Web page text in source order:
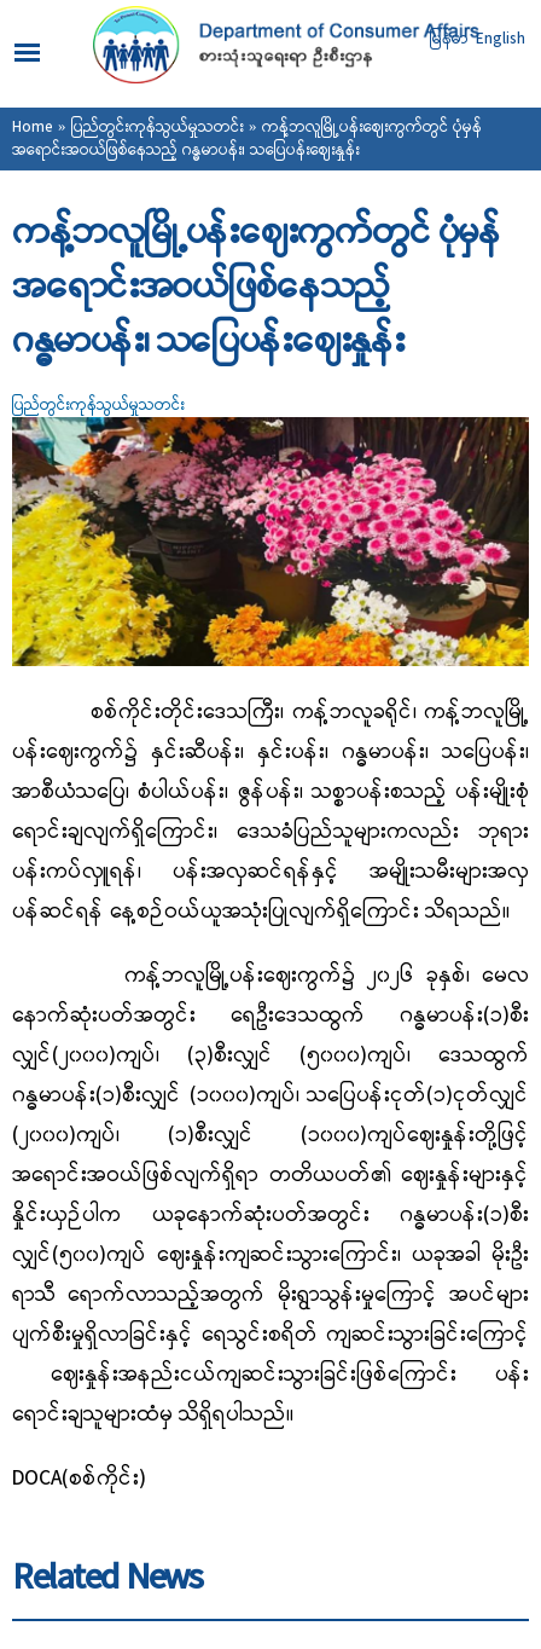
main
content
မြန်မာ English
You are here
Home » ပြည်တွင်းကုန်သွယ်မှုသတင်း» ကန့်ဘလူမြို့ပန်းဈေးကွက်တွင် ပုံမှန်
အရောင်းအဝယ်ဖြစ်နေသည့် ဂန္ဓမာပန်း၊ သပြေပန်းဈေးနှုန်း
ကန့်ဘလူမြို့ပန်းဈေးကွက်တွင် ပုံမှန်
အရောင်းအဝယ်ဖြစ်နေသည့်
ဂန္ဓမာပန်း၊ သပြေပန်းဈေးနှုန်း
ပြည်တွင်းကုန်သွယ်မှုသတင်း
စစ်ကိုင်းတိုင်းဒေသကြီး၊ ကန့်ဘလူခရိုင်၊ ကန့်ဘလူမြို့
ပန်းဈေးကွက်၌ နှင်းဆီပန်း၊ နှင်းပန်း၊ ဂန္ဓမာပန်း၊ သပြေပန်း၊
အာစီယံသပြေ၊ စံပါယ်ပန်း၊ ဇွန်ပန်း၊ သစ္စာပန်းစသည့် ပန်းမျိုးစုံ
ရောင်းချလျက်ရှိကြောင်း၊ ဒေသခံပြည်သူများကလည်း ဘုရား
ပန်းကပ်လှူရန်၊ ပန်းအလှဆင်ရန်နှင့် အမျိုးသမီးများအလှ
ပန်ဆင်ရန် နေ့စဉ်ဝယ်ယူအသုံးပြုလျက်ရှိကြောင်း သိရသည်။
ကန့်ဘလူမြို့ပန်းဈေးကွက်၌ ၂၀၂၆ ခုနှစ်၊ မေလ
နောက်ဆုံးပတ်အတွင်း ရေဦးဒေသထွက် ဂန္ဓမာပန်း(၁)စီး
လျှင်(၂၀၀၀)ကျပ်၊ (၃)စီးလျှင် (၅၀၀၀)ကျပ်၊ ဒေသထွက်
ဂန္ဓမာပန်း(၁)စီးလျှင် (၁၀၀၀)ကျပ်၊ သပြေပန်းငုတ်(၁)ငုတ်လျှင်
(၂၀၀၀)ကျပ်၊ (၁)စီးလျှင် (၁၀၀၀)ကျပ်ဈေးနှုန်းတို့ဖြင့်
အရောင်းအဝယ်ဖြစ်လျက်ရှိရာ တတိယပတ်၏ ဈေးနှုန်းများနှင့်
နှိုင်းယှဉ်ပါက ယခုနောက်ဆုံးပတ်အတွင်း ဂန္ဓမာပန်း(၁)စီး
လျှင်(၅၀၀)ကျပ် ဈေးနှုန်းကျဆင်းသွားကြောင်း၊ ယခုအခါ မိုးဦး
ရာသီ ရောက်လာသည့်အတွက် မိုးရွာသွန်းမှုကြောင့် အပင်များ
ပျက်စီးမှုရှိလာခြင်းနှင့် ရေသွင်းစရိတ် ကျဆင်းသွားခြင်းကြောင့်
ဈေးနှုန်းအနည်းငယ်ကျဆင်းသွားခြင်းဖြစ်ကြောင်း ပန်း
ရောင်းချသူများထံမှ သိရှိရပါသည်။
DOCA(စစ်ကိုင်း)
Related News